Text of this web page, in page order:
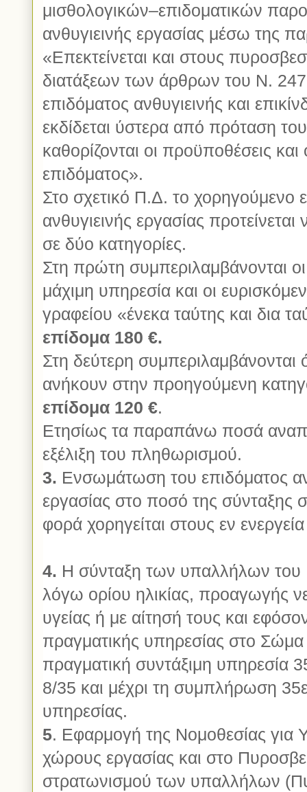
μισθολογικών–επιδοματικών
ανθυγιεινής εργασίας μέσω της
«Επεκτείνεται και στους
διατάξεων των άρθρων του Ν.
επιδόματος ανθυγιεινής και
εκδίδεται ύστερα από πρόταση
καθορίζονται οι προϋποθέσεις
επιδόματος».
Στο σχετικό Π.Δ. το χορηγούμενο
ανθυγιεινής εργασίας
σε δύο κατηγορίες.
Στη πρώτη συμπεριλαμβάνονται
μάχιμη υπηρεσία και οι
γραφείου «ένεκα ταύτης και δια
επίδομα 180 €.
Στη δεύτερη συμπεριλαμβάνονται
ανήκουν στην προηγούμενη
επίδομα 120 €.
Ετησίως τα παραπάνω ποσά
εξέλιξη του πληθωρισμού.
3. Ενσωμάτωση του επιδόματος
εργασίας στο ποσό της σύνταξης
φορά χορηγείται στους εν
4. Η σύνταξη των υπαλλήλων του
λόγω ορίου ηλικίας, προαγωγής
υγείας ή με αίτησή τους και
πραγματικής υπηρεσίας στο
πραγματική συντάξιμη υπηρεσία
8/35 και μέχρι τη συμπλήρωση
υπηρεσίας.
5. Εφαρμογή της Νομοθεσίας για
χώρους εργασίας και στο
στρατωνισμού των υπαλλήλων